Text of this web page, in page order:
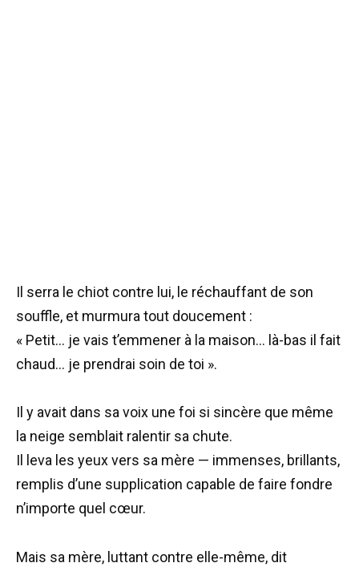
Il serra le chiot contre lui, le réchauffant de son
souffle, et murmura tout doucement :
« Petit… je vais t’emmener à la maison… là-bas il fait
chaud… je prendrai soin de toi ».
Il y avait dans sa voix une foi si sincère que même
la neige semblait ralentir sa chute.
Il leva les yeux vers sa mère — immenses, brillants,
remplis d’une supplication capable de faire fondre
n’importe quel cœur.
Mais sa mère, luttant contre elle-même, dit